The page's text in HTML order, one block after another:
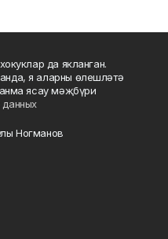
да якланган.
я аларны өлешләтә
ясау мәҗбүри
Ногманов